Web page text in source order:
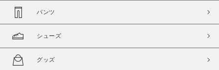
在庫あり 在庫なし含む
パンツ
シューズ
グッズ